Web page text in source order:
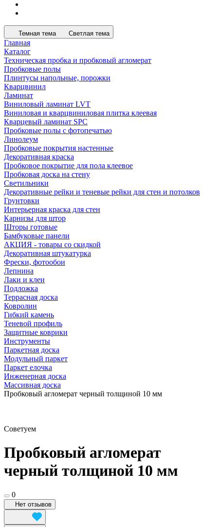
Темная тема Светлая тема
Главная
Каталог
Техническая пробка и пробковый агломерат
Пробковые полы
Плинтусы напольные, порожки
Кварцвинил
Ламинат
Виниловый ламинат LVT
Виниловая и кварцвиниловая плитка клеевая
Кварцевый ламинат SPC
Пробковые полы с фотопечатью
Линолеум
Пробковые покрытия настенные
Декоративная краска
Пробковое покрытие для пола клеевое
Пробковая доска на стену
Светильники
Декоративные рейки и теневые рейки для стен и потолков
Грунтовки
Интерьерная краска для стен
Карнизы для штор
Шторы готовые
Бамбуковые панели
АКЦИЯ - товары со скидкой
Декоративная штукатурка
Фрески, фотообои
Лепнина
Лаки и клеи
Подложка
Террасная доска
Ковролин
Гибкий камень
Теневой профиль
Защитные коврики
Инструменты
Паркетная доска
Модульный паркет
Паркет елочка
Инженерная доска
Массивная доска
Пробковый агломерат черный толщиной 10 мм
Советуем
Пробковый агломерат
черный толщиной 10 мм
0
Нет отзывов